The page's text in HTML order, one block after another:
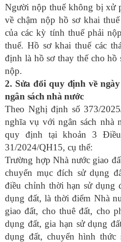
Người nộp thuế không bị xử
về chậm nộp hồ sơ khai
của các kỳ tính thuế phải
thuế. Hồ sơ khai thuế các
định là hồ sơ thay thế cho hồ
nộp.
2. Sửa đổi quy định về
ngân sách nhà nước
Theo Nghị định số 373/
nghĩa vụ với ngân sách nhà
quy định tại khoản 3
31/2024/QH15, cụ thể:
Trường hợp Nhà nước giao
chuyển mục đích sử dụng
điều chỉnh thời hạn sử dụng
dụng đất, là thời điểm Nhà
giao đất, cho thuê đất, cho
dụng đất, gia hạn sử dụng
dụng đất, chuyển hình